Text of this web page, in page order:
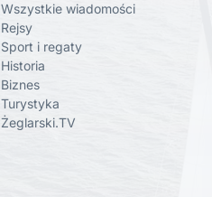
Wszystkie wiadomości
Rejsy
Sport i regaty
Historia
Biznes
Turystyka
Żeglarski.TV